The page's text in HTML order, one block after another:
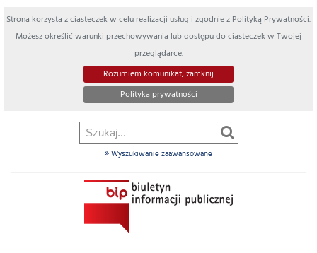
Strona korzysta z ciasteczek w celu realizacji usług i zgodnie z Polityką Prywatności.
Możesz określić warunki przechowywania lub dostępu do ciasteczek w Twojej
przeglądarce.
Rozumiem komunikat, zamknij
Polityka prywatności
Wyszukiwanie zaawansowane